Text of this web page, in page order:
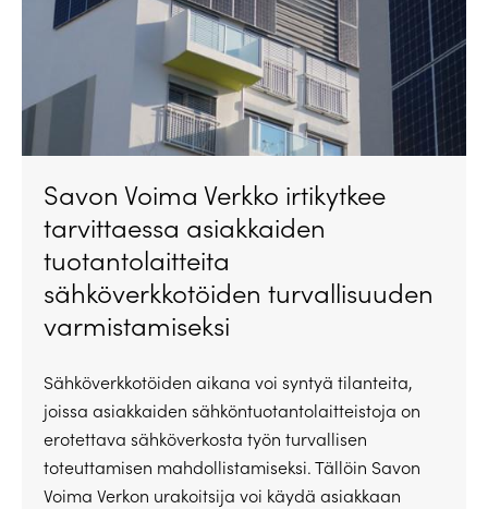
Savon Voima Verkko irtikytkee
tarvittaessa asiakkaiden
tuotantolaitteita
sähköverkkotöiden turvallisuuden
varmistamiseksi
Sähköverkkotöiden aikana voi syntyä tilanteita,
joissa asiakkaiden sähköntuotantolaitteistoja on
erotettava sähköverkosta työn turvallisen
toteuttamisen mahdollistamiseksi. Tällöin Savon
Voima Verkon urakoitsija voi käydä asiakkaan